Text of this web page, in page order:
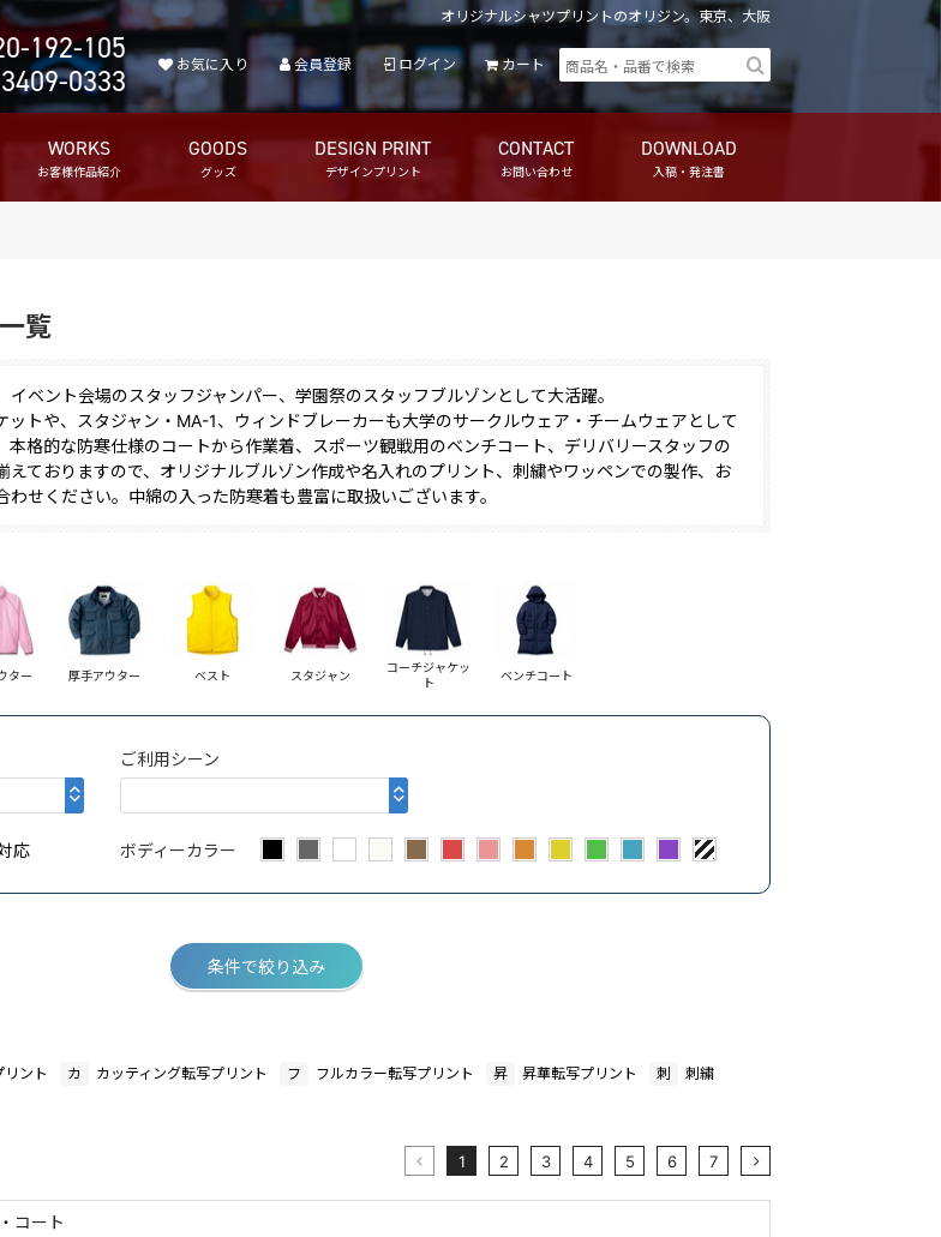
オリジナルシャツプリントのオリジン。東京、大阪
WORKS
お客様作品紹介
GOODS
グッズ
DESIGN PRINT
デザインプリント
CONTACT
お問い合わせ
DOWNLOAD
入稿・発注書
192-105
0333 お気に入り 会員登録 ログイン カート
覧
イベント会場のスタッフジャンパー、学園祭のスタッフブルゾンとして大活躍。
ットや、スタジャン・MA-1、ウィンドブレーカーも大学のサークルウェア・チームウェアとして
本格的な防寒仕様のコートから作業着、スポーツ観戦用のベンチコート、デリバリースタッフの
えておりますので、オリジナルブルゾン作成や名入れのプリント、刺繍やワッペンでの製作、お
せください。中綿の入った防寒着も豊富に取扱いございます。
ター 厚手アウター ベスト スタジャン
コーチジャケッ
ト
ベンチコート
ご利用シーン
応 ボディーカラー
条件で絞り込み
リント カ カッティング転写プリント フ フルカラー転写プリント 昇 昇華転写プリント 刺 刺繍
1 2 3 4 5 6 7
コート